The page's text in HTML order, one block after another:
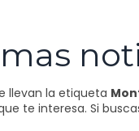
llevan la etiqueta
te interesa. Si